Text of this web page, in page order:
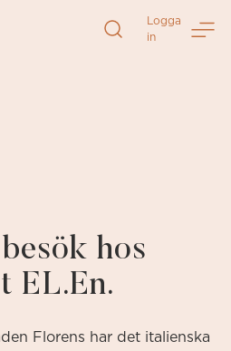
Logga
in
hos
EL.En.
Florens har det italienska